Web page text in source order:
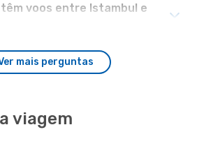
voos entre Istambul e
mais perguntas
viagem